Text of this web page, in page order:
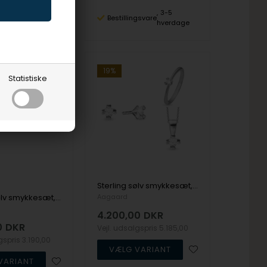
Statistiske
hverdage
Bestillingsvare
3-5
hverdage
Sterling sølv smykkesæt, Mary serien by Aagaard med ialt 0,30 ct labgrown diamanter
DKR
19%
Sterling sølv smykkesæt, Mary serien by Aagaard med ialt 0,40 ct labgrown diamanter
4.200,00 DKR